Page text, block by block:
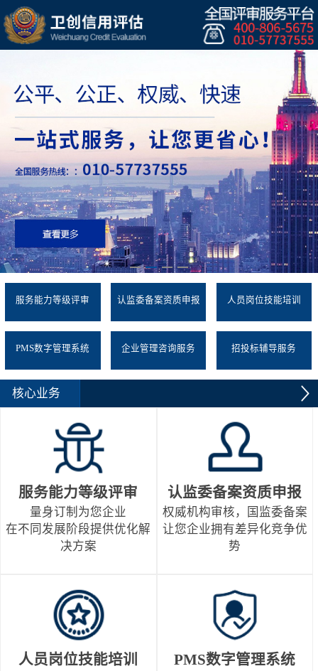
服务能力等级评审 认监委备案资质申报 人员岗位技能培训
PMS数字管理系统 企业管理咨询服务 招投标辅导服务
核心业务
服务能力等级评审
量身订制为您企业
在不同发展阶段提供优化解
决方案
认监委备案资质申报
权威机构审核，国监委备案
让您企业拥有差异化竞争优
势
人员岗位技能培训 PMS数字管理系统